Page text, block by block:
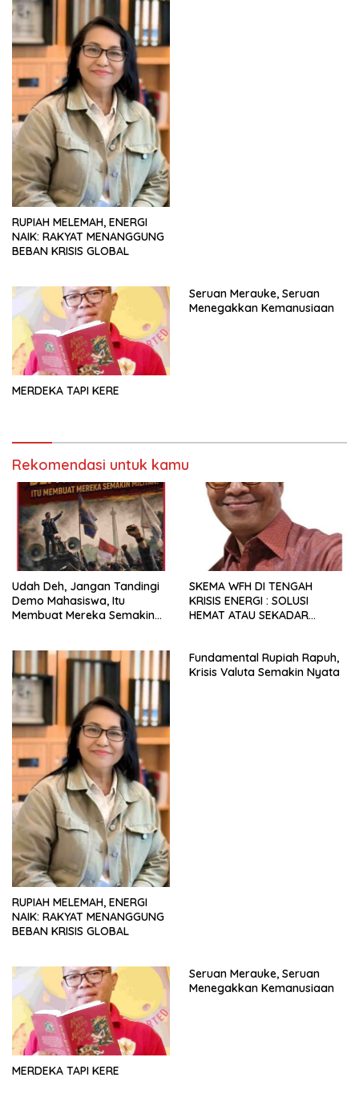
RUPIAH MELEMAH, ENERGI
NAIK: RAKYAT MENANGGUNG
BEBAN KRISIS GLOBAL
MERDEKA TAPI KERE
Seruan Merauke, Seruan
Menegakkan Kemanusiaan
Rekomendasi untuk kamu
Udah Deh, Jangan Tandingi
Demo Mahasiswa, Itu
Membuat Mereka Semakin
SKEMA WFH DI TENGAH
KRISIS ENERGI : SOLUSI
HEMAT ATAU SEKADAR
RUPIAH MELEMAH, ENERGI
NAIK: RAKYAT MENANGGUNG
BEBAN KRISIS GLOBAL
Fundamental Rupiah Rapuh,
Krisis Valuta Semakin Nyata
MERDEKA TAPI KERE
Seruan Merauke, Seruan
Menegakkan Kemanusiaan